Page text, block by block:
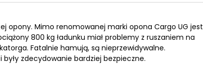
opony. Mimo renomowanej marki opona Cargo UG jest
800 kg ładunku miał problemy z ruszaniem na
Fatalnie hamują, są nieprzewidywalne.
zdecydowanie bardziej bezpieczne.